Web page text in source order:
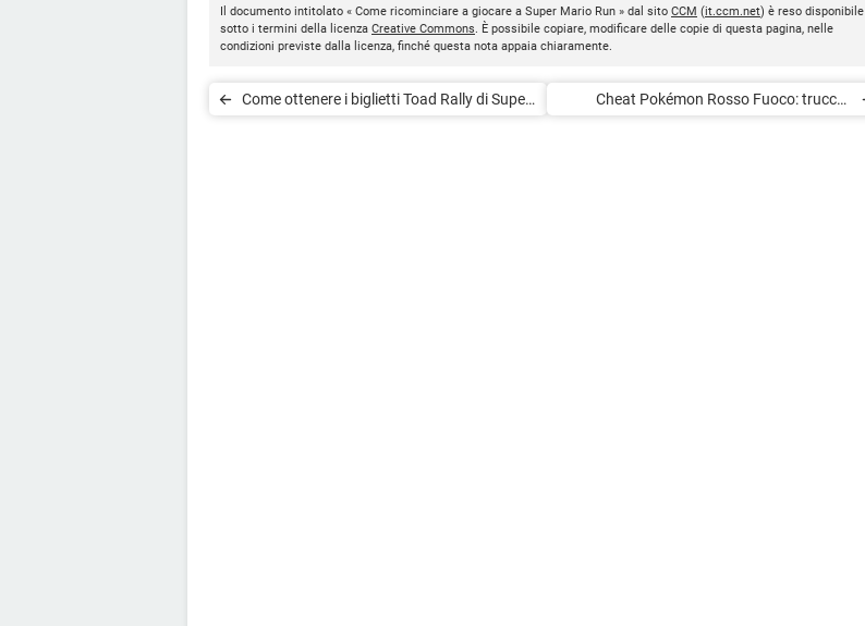
Il documento intitolato « Come ricominciare a giocare a Super Mario Run » dal sito CCM (it.ccm.net) è reso disponibile
sotto i termini della licenza Creative Commons. È possibile copiare, modificare delle copie di questa pagina, nelle
condizioni previste dalla licenza, finché questa nota appaia chiaramente.
Come ottenere i biglietti Toad Rally di Super
Cheat Pokémon Rosso Fuoco: trucchi,